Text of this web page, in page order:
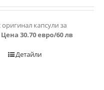
капсули за
Цена 30.70 евро/60 лв
Детайли